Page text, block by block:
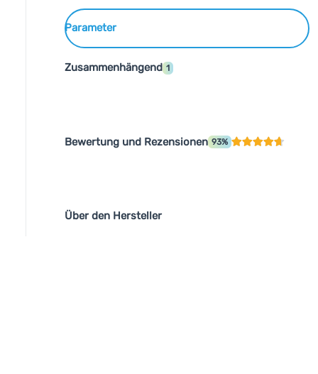
Parameter
Zusammenhängend 1
Bewertung und Rezensionen 93%
Über den Hersteller